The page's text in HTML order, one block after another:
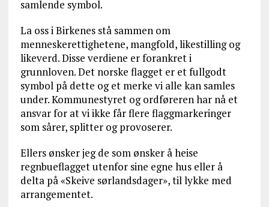
samlende symbol.
La oss i Birkenes stå sammen om
menneskerettighetene, mangfold, likestilling og
likeverd. Disse verdiene er forankret i
grunnloven. Det norske flagget er et fullgodt
symbol på dette og et merke vi alle kan samles
under. Kommunestyret og ordføreren har nå et
ansvar for at vi ikke får flere flaggmarkeringer
som sårer, splitter og provoserer.
Ellers ønsker jeg de som ønsker å heise
regnbueflagget utenfor sine egne hus eller å
delta på «Skeive sørlandsdager», til lykke med
arrangementet.